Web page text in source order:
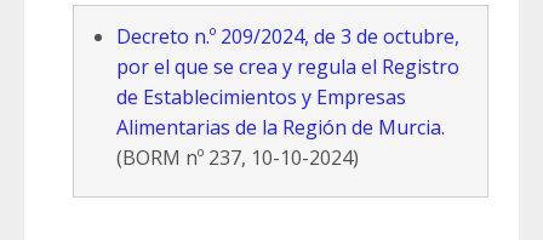
Decreto n.º 209/2024, de 3 de octubre,
por el que se crea y regula el Registro
de Establecimientos y Empresas
Alimentarias de la Región de Murcia.
(BORM nº 237, 10-10-2024)